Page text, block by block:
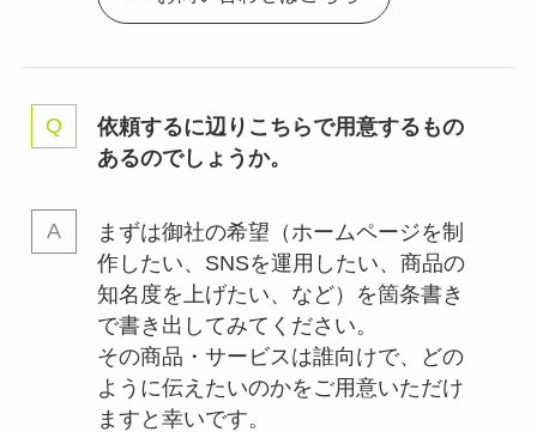
依頼するに辺りこちらで用意するもの
あるのでしょうか。
まずは御社の希望（ホームページを制
作したい、SNSを運用したい、商品の
知名度を上げたい、など）を箇条書き
で書き出してみてください。
その商品・サービスは誰向けで、どの
ように伝えたいのかをご用意いただけ
ますと幸いです。